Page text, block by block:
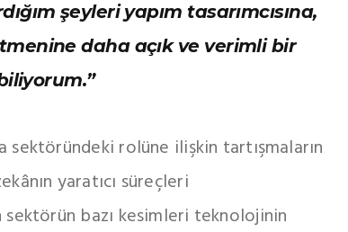
şeyleri yapım tasarımcısına,
daha açık ve verimli bir
sektöründeki rolüne ilişkin tartışmaların
yaratıcı süreçleri
bazı kesimleri teknolojinin